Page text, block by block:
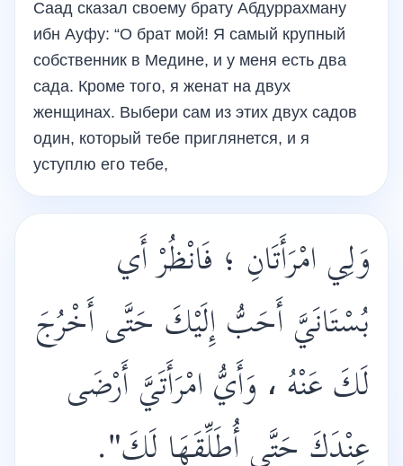
Саад сказал своему брату Абдуррахману
ибн Ауфу: “О брат мой! Я самый крупный
собственник в Медине, и у меня есть два
сада. Кроме того, я женат на двух
женщинах. Выбери сам из этих двух садов
один, который тебе приглянется, и я
уступлю его тебе,
وَلِي امْرَأَتَانِ ؛ فَانْظُرْ أَي
بُسْتَانَيَّ أَحَبُّ إِلَيْكَ حَتَّى أَخْرُجَ
لَكَ عَنْهُ ، وَأَيُّ امْرَأَتَيَّ أَرْضَى
عِنْدَكَ حَتَّى أُطَلِّقَهَا لَكَ".